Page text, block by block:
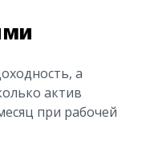
а
актив
при рабочей